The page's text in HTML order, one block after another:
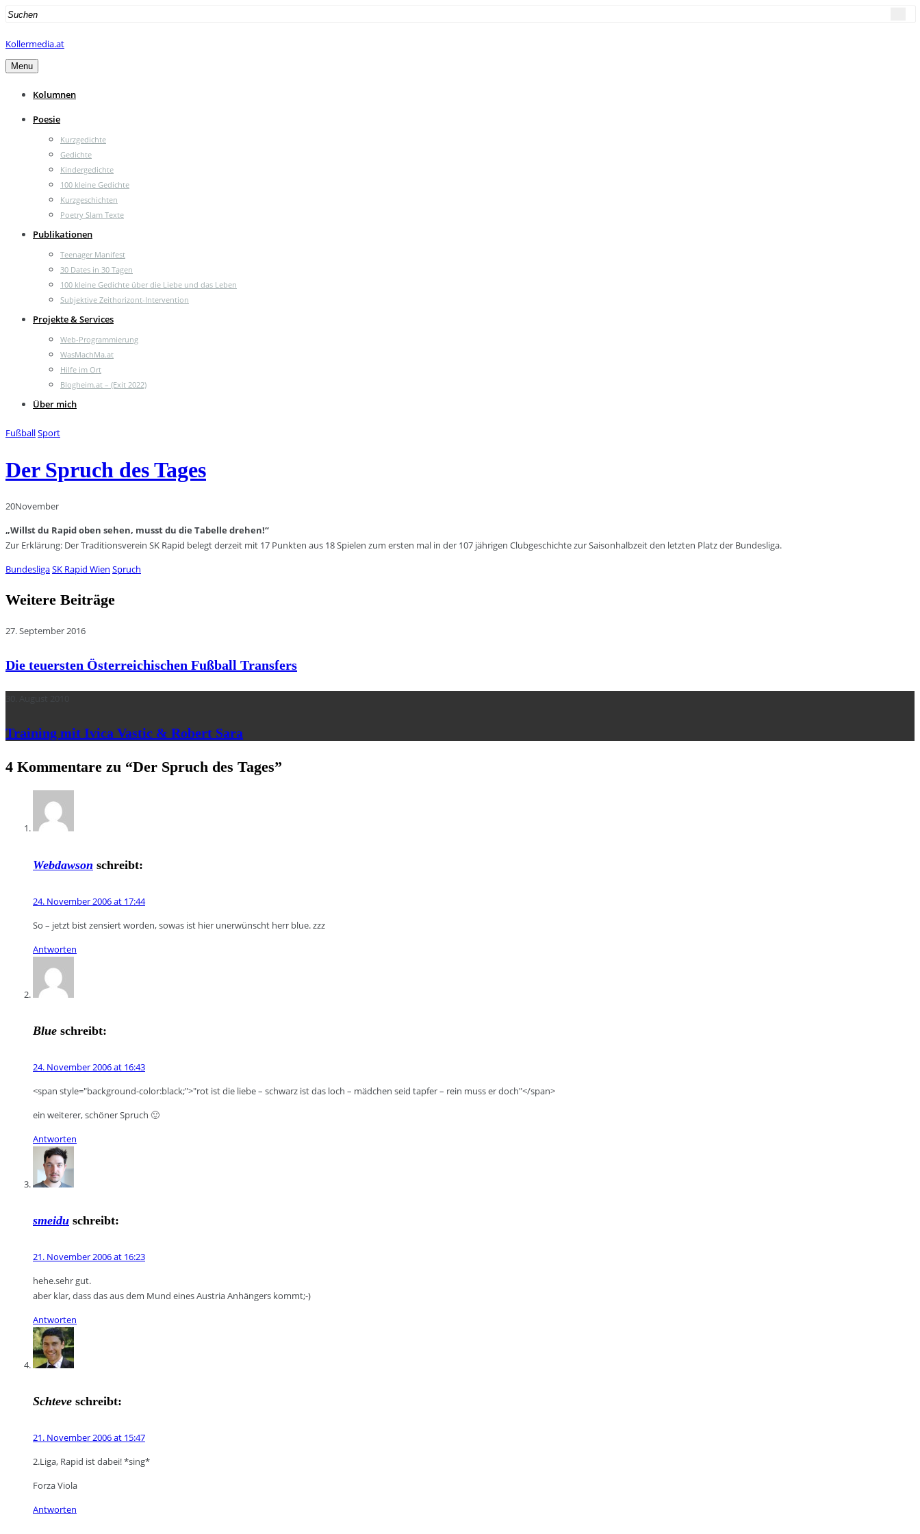
Search
Kollermedia.at
Menu
Kolumnen
Poesie
Kurzgedichte
Gedichte
Kindergedichte
100 kleine Gedichte
Kurzgeschichten
Poetry Slam Texte
Publikationen
Teenager Manifest
30 Dates in 30 Tagen
100 kleine Gedichte über die Liebe und das Leben
Subjektive Zeithorizont-Intervention
Projekte & Services
Web-Programmierung
WasMachMa.at
Hilfe im Ort
Blogheim.at – (Exit 2022)
Über mich
FußballSport
Der Spruch des Tages
20November
„Willst du Rapid oben sehen, musst du die Tabelle drehen!“
Zur Erklärung: Der Traditionsverein SK Rapid belegt derzeit mit 17 Punkten aus 18 Spielen zum ersten mal in der 107 jährigen Clubgeschichte zur Saisonhalbzeit den letzten Platz der Bundesliga.
BundesligaSK Rapid Wien Spruch
Weitere Beiträge
27. September 2016
Die teuersten Österreichischen Fußball Transfers
Training mit Ivica Vastic & Robert Sara
4 Kommentare zu “Der Spruch des Tages”
Webdawson schreibt:
24. November 2006 at 17:44
So – jetzt bist zensiert worden, sowas ist hier unerwünscht herr blue. zzz
Antworten
Blue schreibt:
24. November 2006 at 16:43
<span style="background-color:black;">"rot ist die liebe – schwarz ist das loch – mädchen seid tapfer – rein muss er doch"</span>
ein weiterer, schöner Spruch 🙂
Antworten
smeidu schreibt:
21. November 2006 at 16:23
hehe.sehr gut.
aber klar, dass das aus dem Mund eines Austria Anhängers kommt;-)
Antworten
Schteve schreibt:
21. November 2006 at 15:47
2.Liga, Rapid ist dabei! *sing*
Forza Viola
Antworten